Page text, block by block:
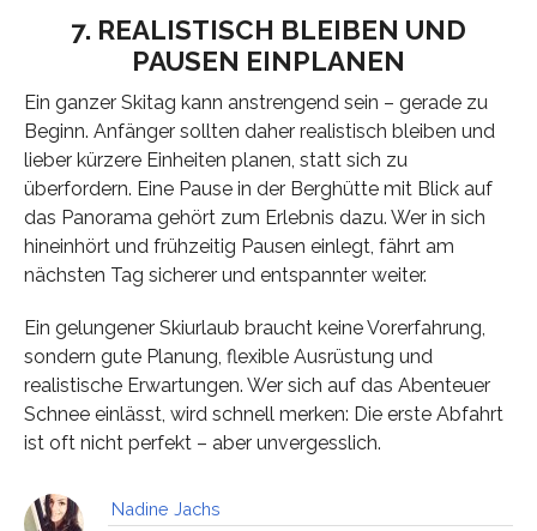
7. REALISTISCH BLEIBEN UND
PAUSEN EINPLANEN
Ein ganzer Skitag kann anstrengend sein – gerade zu
Beginn. Anfänger sollten daher realistisch bleiben und
lieber kürzere Einheiten planen, statt sich zu
überfordern. Eine Pause in der Berghütte mit Blick auf
das Panorama gehört zum Erlebnis dazu. Wer in sich
hineinhört und frühzeitig Pausen einlegt, fährt am
nächsten Tag sicherer und entspannter weiter.
Ein gelungener Skiurlaub braucht keine Vorerfahrung,
sondern gute Planung, flexible Ausrüstung und
realistische Erwartungen. Wer sich auf das Abenteuer
Schnee einlässt, wird schnell merken: Die erste Abfahrt
ist oft nicht perfekt – aber unvergesslich.
Nadine Jachs